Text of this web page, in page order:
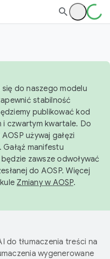
do naszego modelu
stabilność
publikować kod
i czwartym kwartale. Do
używaj gałęzi
. Gałąź manifestu
będzie zawsze odwoływać
do AOSP. Więcej
Zmiany w AOSP.
do tłumaczenia treści na
wygenerowane